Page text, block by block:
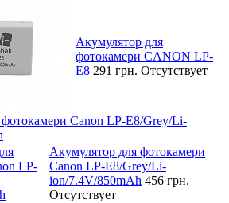
Акумулятор для
фотокамери CANON LP-
E8 291 грн. Отсутствует
Canon LP-E8/Grey/Li-
Акумулятор для фотокамери
Canon LP-E8/Grey/Li-
ion/7.4V/850mAh 456 грн.
Отсутствует